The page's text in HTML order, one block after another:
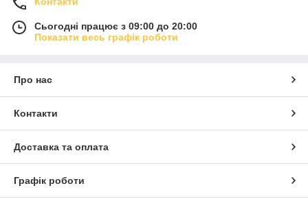
Сьогодні працює з 09:00 до 20:00
Показати весь графік роботи
Про нас
Контакти
Доставка та оплата
Графік роботи